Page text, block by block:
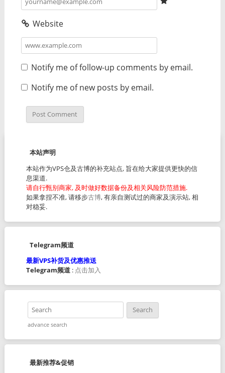
Website
Notify me of follow-up comments by email.
Notify me of new posts by email.
本站声明
本站作为VPS仓及古博的补充站点, 旨在给大家提供更快的信
息渠道.
请自行甄别商家, 及时做好数据备份及相关风险防范措施.
如果拿捏不准, 请移步古博, 有亲自测试过的商家及演示站, 相
对稳妥.
Telegram频道
最新VPS补货及优惠推送
Telegram频道: 点击加入
advance search
最新推荐&促销